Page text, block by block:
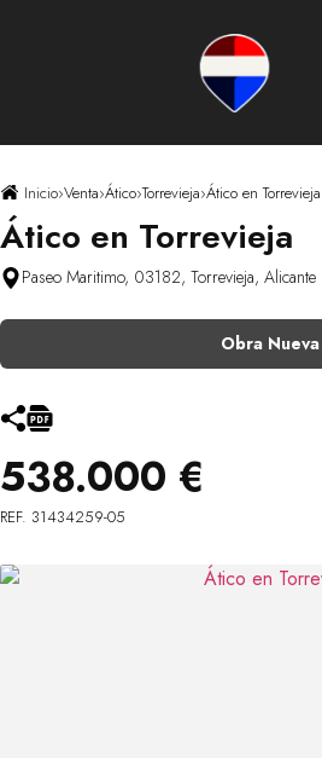
Inicio›Venta›Ático›Torrevieja›Ático en Torrevieja
Ático en Torrevieja
Paseo Maritimo, 03182, Torrevieja, Alicante
Obra Nueva
538.000 €
REF. 31434259-05